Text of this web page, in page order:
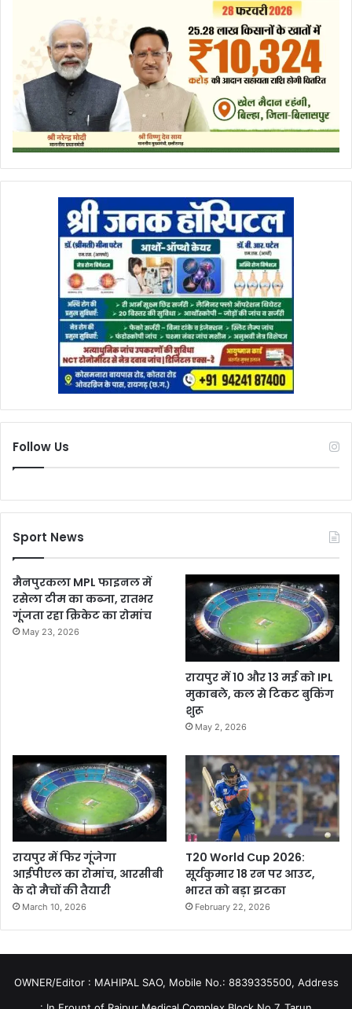
Follow Us
Sport News
मैनपुरकला MPL फाइनल में
रसेला टीम का कब्जा, रातभर
गूंजता रहा क्रिकेट का रोमांच
May 23, 2026
रायपुर में 10 और 13 मई को IPL
मुकाबले, कल से टिकट बुकिंग
शुरू
May 2, 2026
रायपुर में फिर गूंजेगा
आईपीएल का रोमांच, आरसीबी
के दो मैचों की तैयारी
March 10, 2026
T20 World Cup 2026:
सूर्यकुमार 18 रन पर आउट,
भारत को बड़ा झटका
February 22, 2026
OWNER/Editor : MAHIPAL SAO, Mobile No.: 8839335500, Address